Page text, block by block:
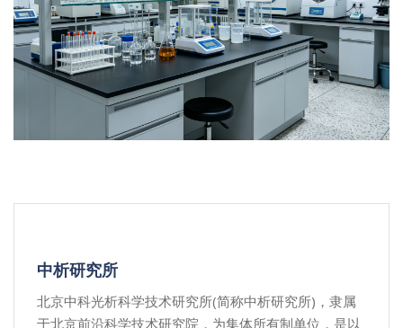
中析研究所
北京中科光析科学技术研究所(简称中析研究所)，隶属
于北京前沿科学技术研究院，为集体所有制单位，是以